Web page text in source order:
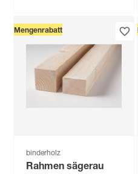
Mengenrabatt
binderholz
Rahmen sägerau